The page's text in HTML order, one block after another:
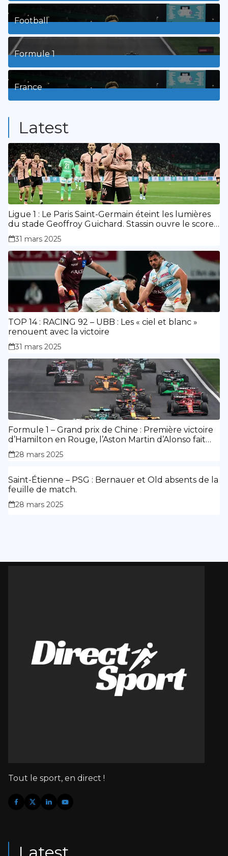
3Posts
Football
8Posts
Formule 1
3Posts
France
Latest
Ligue 1 : Le Paris Saint-Germain éteint les lumières
du stade Geoffroy Guichard. Stassin ouvre le score,
doublé de Doué.
31 mars 2025
TOP 14 : RACING 92 – UBB : Les « ciel et blanc »
renouent avec la victoire
31 mars 2025
Formule 1 – Grand prix de Chine : Première victoire
d’Hamilton en Rouge, l’Aston Martin d’Alonso fait
des siennes.
28 mars 2025
Saint-Étienne – PSG : Bernauer et Old absents de la
feuille de match.
28 mars 2025
Tout le sport, en direct !